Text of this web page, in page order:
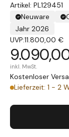
Artikel: PL129451
Neuware
Jahr 2026
UVP:11.800,00 €
inkl. MwSt.
Kostenloser
Lieferzeit: 1 - 2